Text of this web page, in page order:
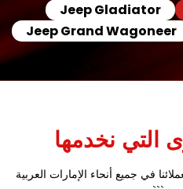
Jeep Gladiator
Jeep Grand Wagoneer
التي نخدمها
في جميع أنحاء الإمارات العربية